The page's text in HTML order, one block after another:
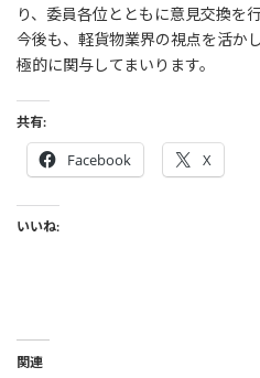
り、委員各位とともに意見交換を
今後も、軽貨物業界の視点を活か
極的に関与してまいります。
共有:
Facebook X
いいね:
関連